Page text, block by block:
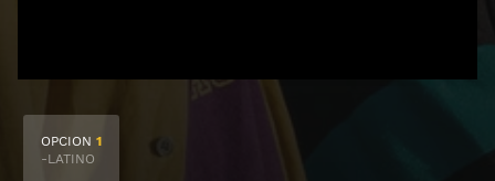
🔒 Acceso Requerido
Haz clic 3 veces en el botón para desbloquear el
OPCION 1
-LATINO